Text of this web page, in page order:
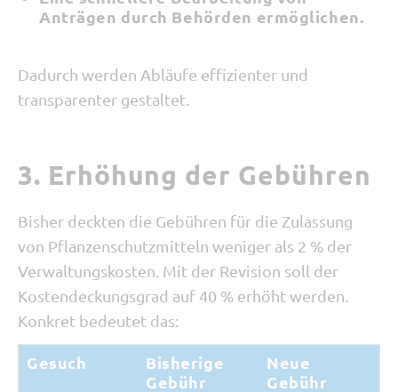
Anträgen durch Behörden ermöglichen.
Dadurch werden Abläufe effizienter und
transparenter gestaltet.
3. Erhöhung der Gebühren
Bisher deckten die Gebühren für die Zulassung
von Pflanzenschutzmitteln weniger als 2 % der
Verwaltungskosten. Mit der Revision soll der
Kostendeckungsgrad auf 40 % erhöht werden.
Konkret bedeutet das:
Gesuch
Bisherige
Gebühr
Neue
Gebühr